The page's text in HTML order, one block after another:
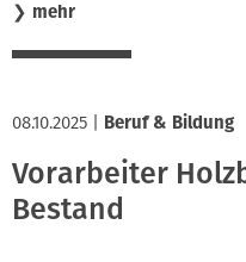
❯ mehr
08.10.2025 Beruf & Bildung
Vorarbeiter
Bestand